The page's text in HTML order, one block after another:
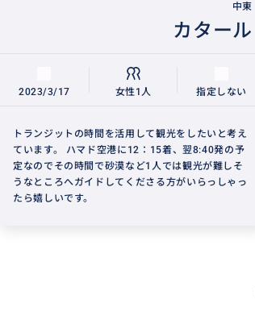
中東
カタール
2023/3/17 女性1人 指定しない
トランジットの時間を活用して観光をしたいと考え
ています。 ハマド空港に12：15着、翌8:40発の予
定なのでその時間で砂漠など1人では観光が難しそ
うなところへガイドしてくださる方がいらっしゃっ
たら嬉しいです。